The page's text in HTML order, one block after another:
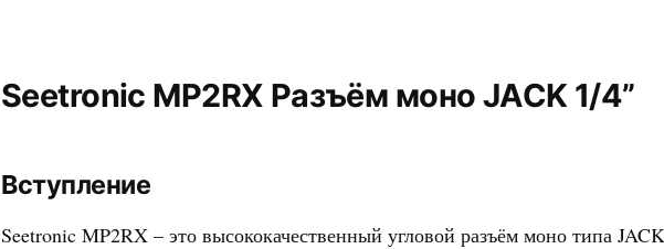
Seetronic MP2RX Разъём моно JACK 1/4”
Вступление
Seetronic MP2RX – это высококачественный угловой разъём моно типа